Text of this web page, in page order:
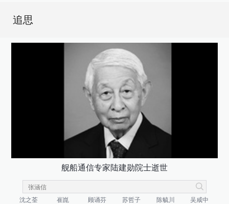
追思
舰船通信专家陆建勋院士逝世
沈之荃 崔崑 顾诵芬 苏哲子 陈毓川
吴咸中